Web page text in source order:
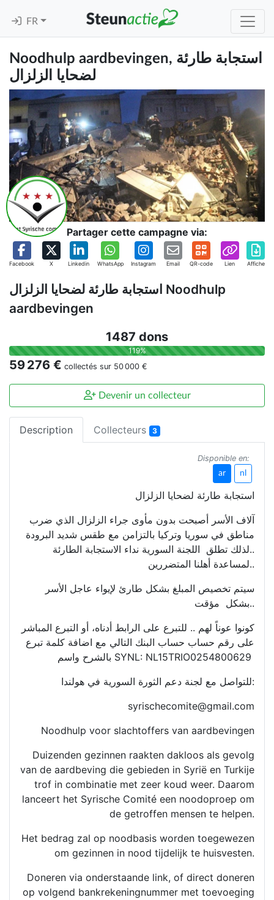
FR
Noodhulp aardbevingen, استجابة طارئة
لضحايا الزلزال
Partager cette campagne via:
Facebook X Linkedin WhatsApp Instagram Email QR-code Lien Affiche
استجابة طارئة لضحايا الزلزال Noodhulp
aardbevingen
1487 dons
119%
59 276 € collectés sur 50 000 €
Devenir un collecteur
Description Collecteurs 3
Disponible en:
ar nl
استجابة طارئة لضحايا الزلزال
آلاف الأسر أصبحت بدون مأوى جراء الزلزال الذي ضرب
مناطق في سوريا وتركيا بالتزامن مع طقس شديد البرودة
..لذلك تطلق اللجنة السورية نداء الاستجابة الطارئة
لمساعدة أهلنا المتضررين..
سيتم تخصيص المبلغ بشكل طارئ لإيواء عاجل الأسر
بشكل مؤقت..
كونوا عوناً لهم .. للتبرع على الرابط أدناه، أو التبرع المباشر
على رقم حساب حساب البنك التالي مع اضافة كلمة تبرع
بالشرح واسم SYNL: NL15TRIO0254800629
للتواصل مع لجنة دعم الثورة السورية في هولندا:
syrischecomite@gmail.com
Noodhulp voor slachtoffers van aardbevingen
Duizenden gezinnen raakten dakloos als gevolg
van de aardbeving die gebieden in Syrië en Turkije
trof in combinatie met zeer koud weer. Daarom
lanceert het Syrische Comité een noodoproep om
de getroffen mensen te helpen.
Het bedrag zal op noodbasis worden toegewezen
om gezinnen in nood tijdelijk te huisvesten.
Doneren via onderstaande link, of direct doneren
op volgend bankrekeningnummer met toevoeging